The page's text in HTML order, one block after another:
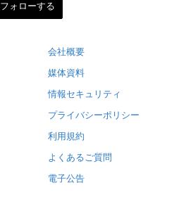
フォローする
会社概要
媒体資料
情報セキュリティ
プライバシーポリシー
利用規約
よくあるご質問
電子公告